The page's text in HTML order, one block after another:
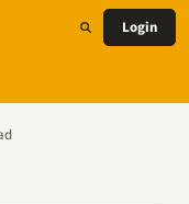
Login